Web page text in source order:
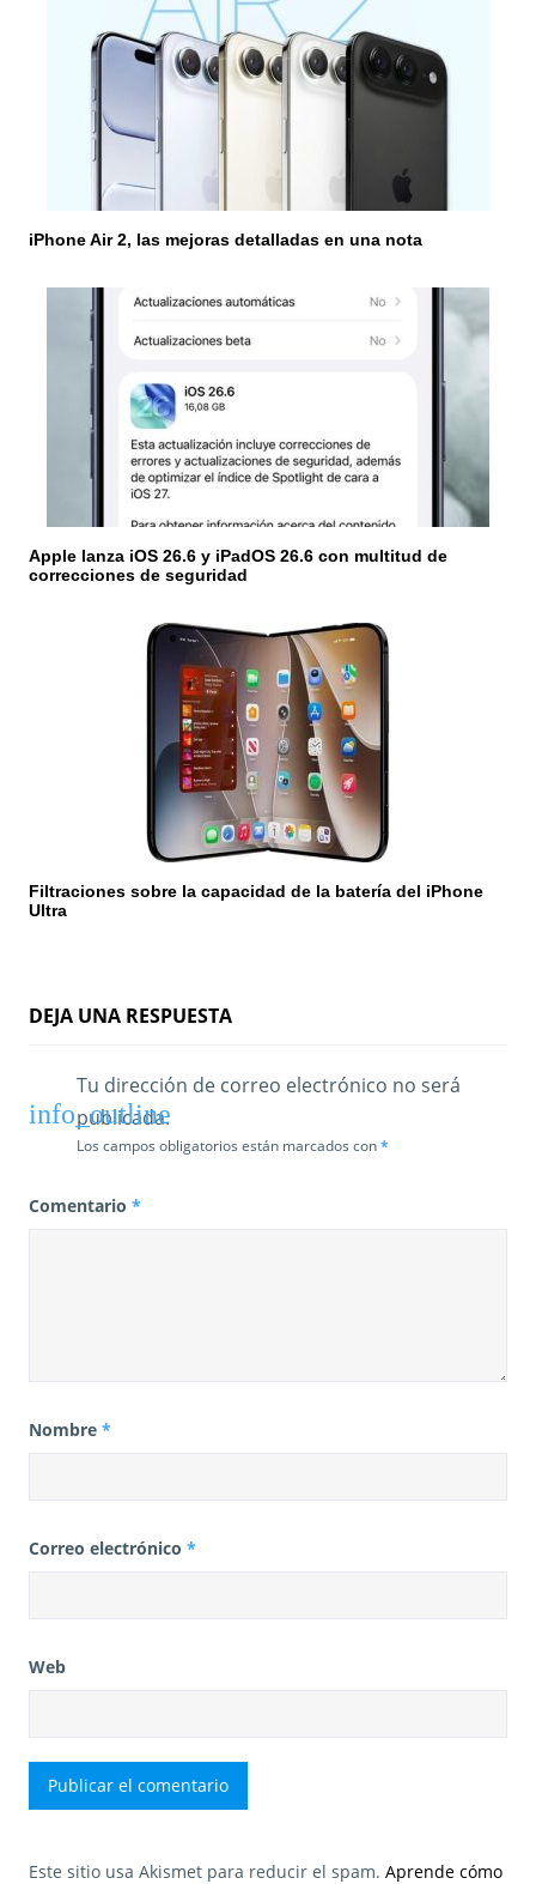
r
a
iPhone Air 2, las mejoras detalladas en una nota
Apple lanza iOS 26.6 y iPadOS 26.6 con multitud de
correcciones de seguridad
Filtraciones sobre la capacidad de la batería del iPhone
Ultra
DEJA UNA RESPUESTA
Tu dirección de correo electrónico no será
publicada.
Los campos obligatorios están marcados con*
Comentario *
Nombre *
Correo electrónico *
Web
Este sitio usa Akismet para reducir el spam. Aprende cómo